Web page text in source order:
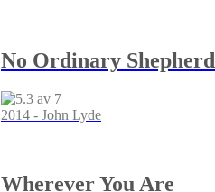
No Ordinary Shepherd
2014 - John Lyde
Wherever You Are